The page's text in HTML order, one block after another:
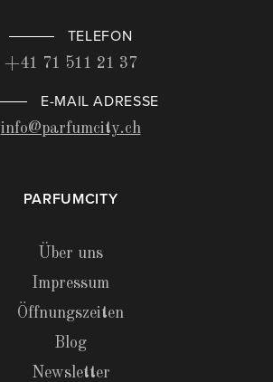
TELEFON
+41 71 511 21 37
E-MAIL ADRESSE
info@parfumcity.ch
PARFUMCITY
Über uns
Impressum
Öffnungszeiten
Blog
Newsletter